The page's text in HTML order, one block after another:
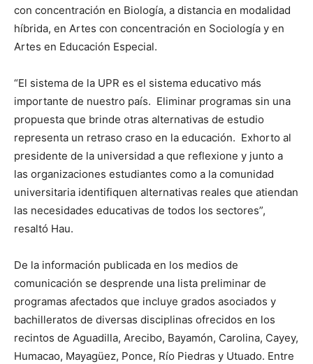
con concentración en Biología, a distancia en modalidad
híbrida, en Artes con concentración en Sociología y en
Artes en Educación Especial.
“El sistema de la UPR es el sistema educativo más
importante de nuestro país. Eliminar programas sin una
propuesta que brinde otras alternativas de estudio
representa un retraso craso en la educación. Exhorto al
presidente de la universidad a que reflexione y junto a
las organizaciones estudiantes como a la comunidad
universitaria identifiquen alternativas reales que atiendan
las necesidades educativas de todos los sectores”,
resaltó Hau.
De la información publicada en los medios de
comunicación se desprende una lista preliminar de
programas afectados que incluye grados asociados y
bachilleratos de diversas disciplinas ofrecidos en los
recintos de Aguadilla, Arecibo, Bayamón, Carolina, Cayey,
Humacao, Mayagüez, Ponce, Río Piedras y Utuado. Entre